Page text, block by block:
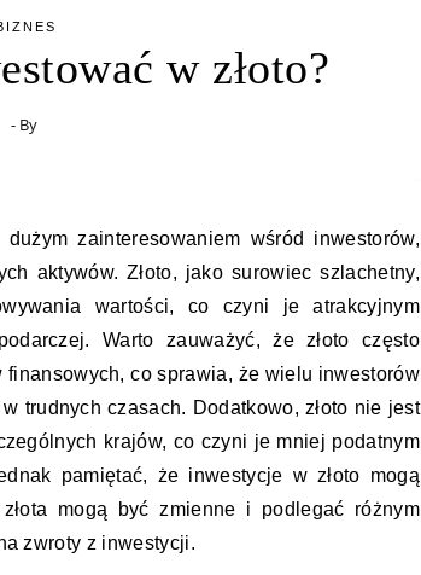
w złoto?
- By
zainteresowaniem wśród inwestorów,
aktywów. Złoto, jako surowiec szlachetny,
wartości, co czyni je atrakcyjnym
Warto zauważyć, że złoto często
co sprawia, że wielu inwestorów
trudnych czasach. Dodatkowo, złoto nie jest
krajów, co czyni je mniej podatnym
pamiętać, że inwestycje w złoto mogą
mogą być zmienne i podlegać różnym
zwroty z inwestycji.